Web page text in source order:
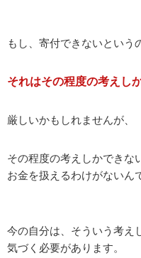
もし、寄付できないという
それはその程度の考えし
厳しいかもしれませんが、
その程度の考えしかできな
お金を扱えるわけがないん
今の自分は、そういう考え
気づく必要があります。